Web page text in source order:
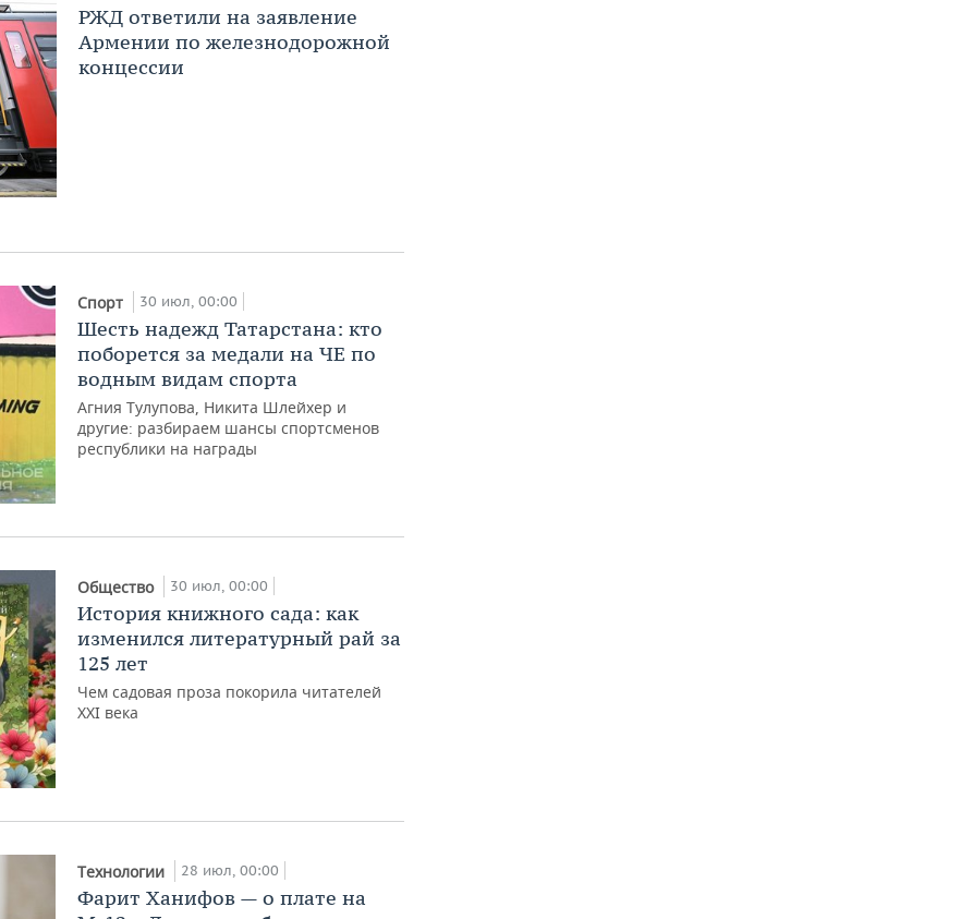
РЖД ответили на заявление
Армении по железнодорожной
концессии
Спорт 30 июл, 00:00
Шесть надежд Татарстана: кто
поборется за медали на ЧЕ по
водным видам спорта
Агния Тулупова, Никита Шлейхер и
другие: разбираем шансы спортсменов
республики на награды
Общество 30 июл, 00:00
История книжного сада: как
изменился литературный рай за
125 лет
Чем садовая проза покорила читателей
XXI века
Технологии 28 июл, 00:00
Фарит Ханифов — о плате на